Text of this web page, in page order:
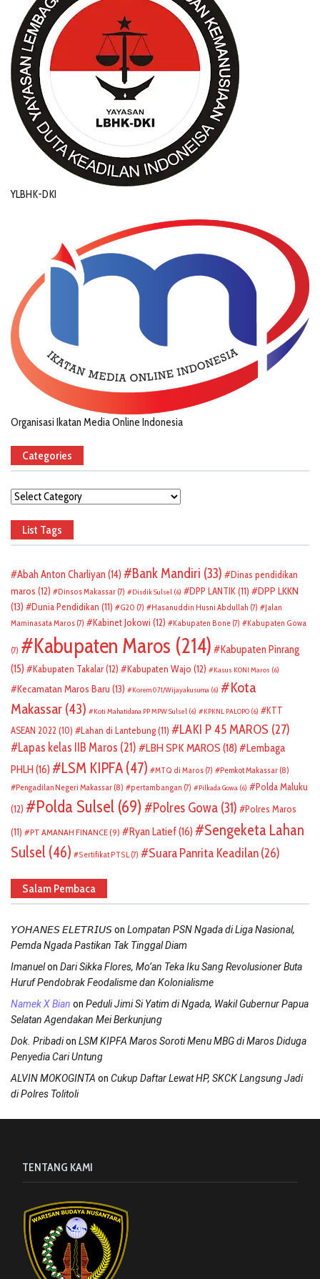
YLBHK-DKI
Organisasi Ikatan Media Online Indonesia
Categories
Categories
List Tags
Abah Anton Charliyan (14) Bank Mandiri (33)
Dinas pendidikan
maros (12) Dinsos Makassar (7) Disdik Sulsel (6) DPP LANTIK(11)
DPP LKKN
(13)
Dunia Pendidikan (11) G20 (7) Hasanuddin Husni Abdullah (7)
Jalan
Maminasata Maros (7) Kabinet Jokowi (12) Kabupaten Bone (7) Kabupaten Gowa
(7) Kabupaten Maros (214)
Kabupaten Pinrang
(15)
Kabupaten Takalar(12) Kabupaten Wajo (12) Kasus KONI Maros (6)
Kecamatan Maros Baru (13) Korem 071/Wijayakusuma (6)
Kota
Makassar (43) Koti Mahatidana PP MPW Sulsel (6) KPKNL PALOPO (6)
KTT
ASEAN 2022 (10) Lahan di Lantebung(11) LAKI P 45 MAROS (27)
Lapas kelas IIB Maros (21) LBH SPK MAROS (18)
Lembaga
PHLH (16) LSM KIPFA (47) MTQ di Maros (7) Pemkot Makassar (8)
Pengadilan Negeri Makassar (8) pertambangan (7) Pilkada Gowa (6)
Polda Maluku
(12)
Polda Sulsel (69) Polres Gowa (31)
Polres Maros
(11)
PT AMANAH FINANCE(9) Ryan Latief(16)
Sengeketa Lahan
Sulsel (46) Sertifikat PTSL (7) Suara Panrita Keadilan(26)
Salam Pembaca
𝘠𝘖𝘏𝘈𝘕𝘌𝘚 𝘌𝘓𝘌𝘛𝘙𝘐𝘜𝘚on Lompatan PSN Ngada di Liga Nasional,
Pemda Ngada Pastikan Tak Tinggal Diam
Imanuelon Dari Sikka Flores, Mo’an Teka Iku Sang Revolusioner Buta
Huruf Pendobrak Feodalisme dan Kolonialisme
Namek X Bian on Peduli Jimi Si Yatim di Ngada, Wakil Gubernur Papua
Selatan Agendakan Mei Berkunjung
Dok. Pribadion LSM KIPFA Maros Soroti Menu MBG di Maros Diduga
Penyedia Cari Untung
ALVIN MOKOGINTA on Cukup Daftar Lewat HP, SKCK Langsung Jadi
di Polres Tolitoli
TENTANG KAMI